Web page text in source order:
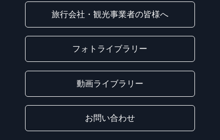
旅行会社・観光事業者の皆様へ
フォトライブラリー
動画ライブラリー
お問い合わせ